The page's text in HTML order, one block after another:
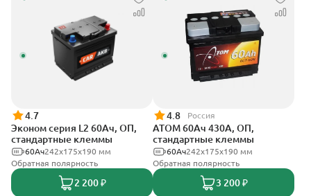
4.7
Эконом серия L2 60Ач, ОП,
стандартные клеммы
242х175х190 мм
60Ач
Обратная полярность
2 200 ₽
4.8 Россия
АТОМ 60Ач 430А, ОП,
стандартные клеммы
242х175х190 мм
60Ач
Обратная полярность
3 200 ₽